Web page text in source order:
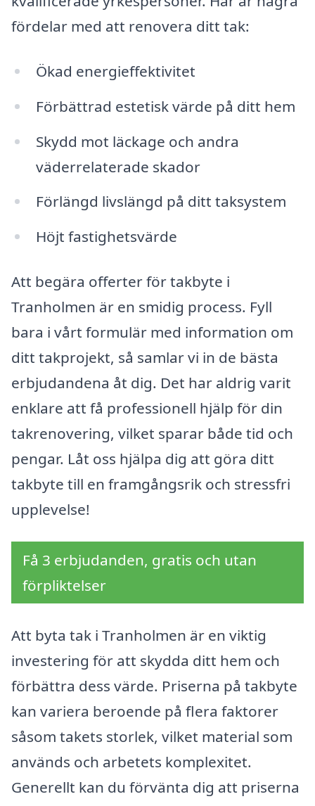
fördelar med att renovera ditt tak:
Ökad energieffektivitet
Förbättrad estetisk värde på ditt hem
Skydd mot läckage och andra
väderrelaterade skador
Förlängd livslängd på ditt taksystem
Höjt fastighetsvärde
Att begära offerter för takbyte i
Tranholmen är en smidig process. Fyll
bara i vårt formulär med information om
ditt takprojekt, så samlar vi in de bästa
erbjudandena åt dig. Det har aldrig varit
enklare att få professionell hjälp för din
takrenovering, vilket sparar både tid och
pengar. Låt oss hjälpa dig att göra ditt
takbyte till en framgångsrik och stressfri
upplevelse!
Få 3 erbjudanden, gratis och utan
förpliktelser
Att byta tak i Tranholmen är en viktig
investering för att skydda ditt hem och
förbättra dess värde. Priserna på takbyte
kan variera beroende på flera faktorer
såsom takets storlek, vilket material som
används och arbetets komplexitet.
Generellt kan du förvänta dig att priserna